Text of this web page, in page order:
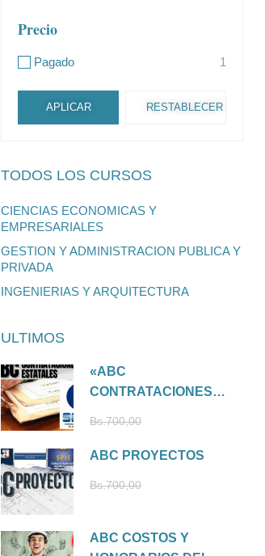
Precio
Pagado 1
APLICAR RESTABLECER
TODOS LOS CURSOS
CIENCIAS ECONOMICAS Y
EMPRESARIALES
GESTION Y ADMINISTRACION PUBLICA Y
PRIVADA
INGENIERIAS Y ARQUITECTURA
ULTIMOS
«ABC
CONTRATACIONES
Bs.700,00
ABC PROYECTOS
Bs.700,00
ABC COSTOS Y